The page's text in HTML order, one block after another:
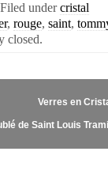
en
de haut et
6 verres
est
undercristal
, rouge, saint,
closed.
Verres en
de Saint Louis